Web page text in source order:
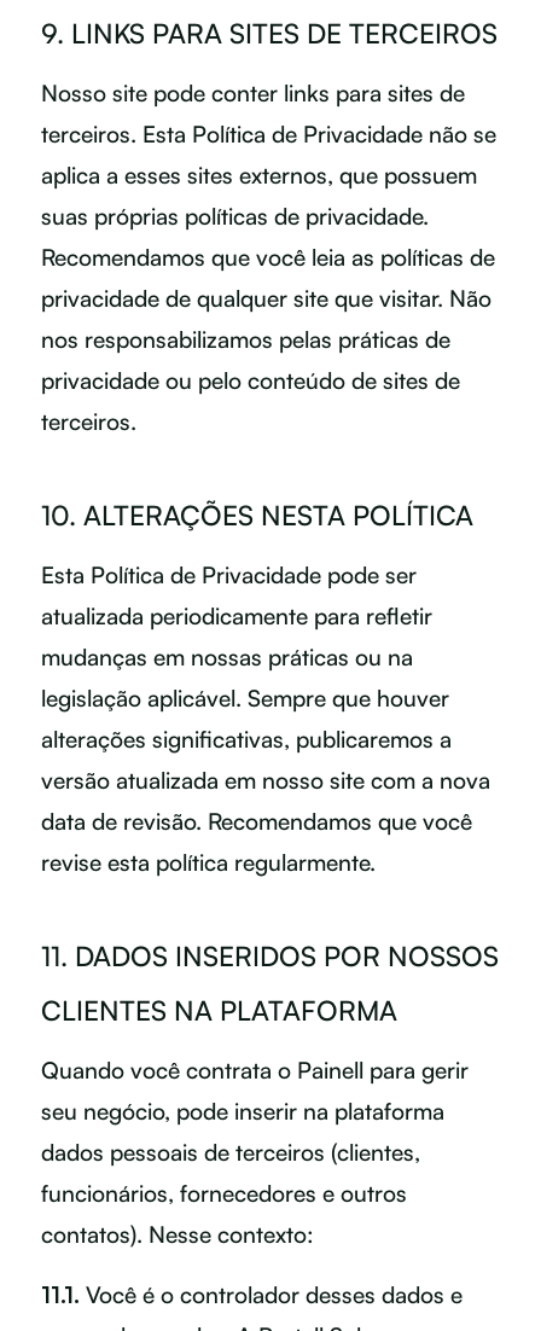
9. LINKS PARA SITES DE TERCEIROS
Nosso site pode conter links para sites de
terceiros. Esta Política de Privacidade não se
aplica a esses sites externos, que possuem
suas próprias políticas de privacidade.
Recomendamos que você leia as políticas de
privacidade de qualquer site que visitar. Não
nos responsabilizamos pelas práticas de
privacidade ou pelo conteúdo de sites de
terceiros.
10. ALTERAÇÕES NESTA POLÍTICA
Esta Política de Privacidade pode ser
atualizada periodicamente para refletir
mudanças em nossas práticas ou na
legislação aplicável. Sempre que houver
alterações significativas, publicaremos a
versão atualizada em nosso site com a nova
data de revisão. Recomendamos que você
revise esta política regularmente.
11. DADOS INSERIDOS POR NOSSOS
CLIENTES NA PLATAFORMA
Quando você contrata o Painell para gerir
seu negócio, pode inserir na plataforma
dados pessoais de terceiros (clientes,
funcionários, fornecedores e outros
contatos). Nesse contexto:
11.1. Você é o controlador desses dados e